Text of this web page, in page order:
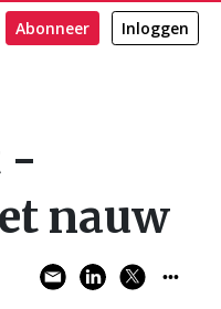
Abonneer Inloggen
-
nauw